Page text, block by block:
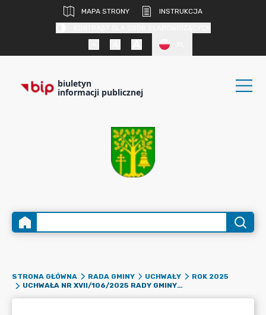
MAPA STRONY
INSTRUKCJA
biuletyn
informacji publicznej
STRONA GŁÓWNA RADA GMINY UCHWAŁY
ROK 2025
UCHWAŁA NR XVII/106/2025 RADY GMINY MALANÓW Z DNIA 27 LISTOPADA 2025 R. W SPRAWIE OKREŚLENIA WYSOKOŚCI STAWEK PODATKU OD ŚRODKÓW TRANSPORTOWYCH I ZWOLNIEŃ OD TEGO PODATKU NA 2026 ROK